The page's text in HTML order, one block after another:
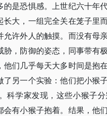
是恐惧感。上世纪六十年
大，一组完全关在笼子里
许外人的触摸。而没有母
，防御的姿态，同事带有
们几乎每天大多时间是抱
另一个实验：他们把小猴
科学家发现，这些小猴子
有小猴子抱着。结果，他